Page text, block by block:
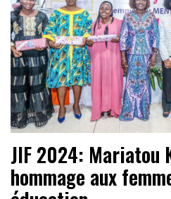
JIF 2024: Mariatou
hommage aux